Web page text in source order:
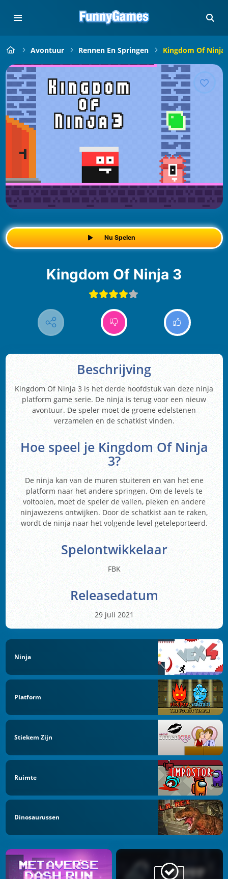
Avontuur Rennen En Springen Kingdom Of Ninja
Nu Spelen
Kingdom Of Ninja 3
Beschrijving
Kingdom Of Ninja 3 is het derde hoofdstuk van deze ninja
platform game serie. De ninja is terug voor een nieuw
avontuur. De speler moet de groene edelstenen
verzamelen en de schatkist vinden.
Hoe speel je Kingdom Of Ninja
3?
De ninja kan van de muren stuiteren en van het ene
platform naar het andere springen. Om de levels te
voltooien, moet de speler de vallen, pieken en andere
ninjawezens ontwijken. Door de schatkist aan te raken,
wordt de ninja naar het volgende level geteleporteerd.
Spelontwikkelaar
FBK
Releasedatum
29 juli 2021
Ninja
Platform
Stiekem Zijn
Ruimte
Dinosaurussen